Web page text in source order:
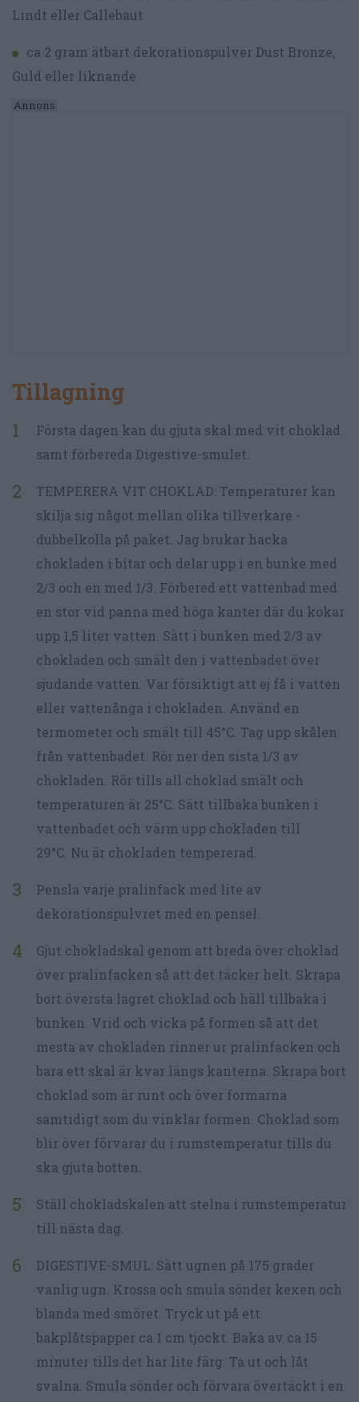
Lindt eller Callebaut
ca 2 gram ätbart dekorationspulver Dust Bronze,
Guld eller liknande
Tillagning
Första dagen kan du gjuta skal med vit choklad
samt förbereda Digestive-smulet.
TEMPERERA VIT CHOKLAD: Temperaturer kan
skilja sig något mellan olika tillverkare -
dubbelkolla på paket. Jag brukar hacka
chokladen i bitar och delar upp i en bunke med
2/3 och en med 1/3. Förbered ett vattenbad med
en stor vid panna med höga kanter där du kokar
upp 1,5 liter vatten. Sätt i bunken med 2/3 av
chokladen och smält den i vattenbadet över
sjudande vatten. Var försiktigt att ej få i vatten
eller vattenånga i chokladen. Använd en
termometer och smält till 45°C. Tag upp skålen
från vattenbadet. Rör ner den sista 1/3 av
chokladen. Rör tills all choklad smält och
temperaturen är 25°C. Sätt tillbaka bunken i
vattenbadet och värm upp chokladen till
29°C. Nu är chokladen tempererad.
Pensla varje pralinfack med lite av
dekorationspulvret med en pensel.
Gjut chokladskal genom att breda över choklad
över pralinfacken så att det täcker helt. Skrapa
bort översta lagret choklad och häll tillbaka i
bunken. Vrid och vicka på formen så att det
mesta av chokladen rinner ur pralinfacken och
bara ett skal är kvar längs kanterna. Skrapa bort
choklad som är runt och över formarna
samtidigt som du vinklar formen. Choklad som
blir över förvarar du i rumstemperatur tills du
ska gjuta botten.
Ställ chokladskalen att stelna i rumstemperatur
till nästa dag.
DIGESTIVE-SMUL: Sätt ugnen på 175 grader
vanlig ugn. Krossa och smula sönder kexen och
blanda med smöret. Tryck ut på ett
bakplåtspapper ca 1 cm tjockt. Baka av ca 15
minuter tills det har lite färg. Ta ut och låt
svalna. Smula sönder och förvara övertäckt i en